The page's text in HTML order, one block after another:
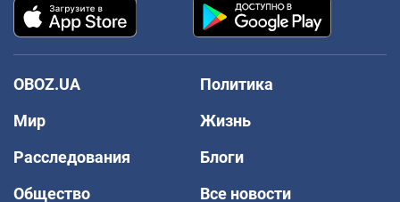
OBOZ.UA
Политика
Мир
Жизнь
Расследования
Блоги
Общество
Все новости